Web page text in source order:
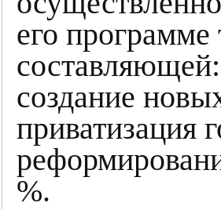
его
создание
приватизация
%.